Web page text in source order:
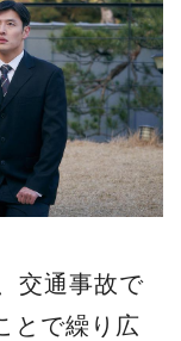
交通事故で
とで繰り広